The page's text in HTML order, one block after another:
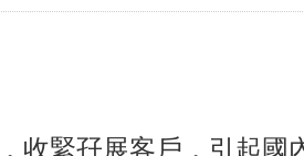
收緊孖展客戶，引起國